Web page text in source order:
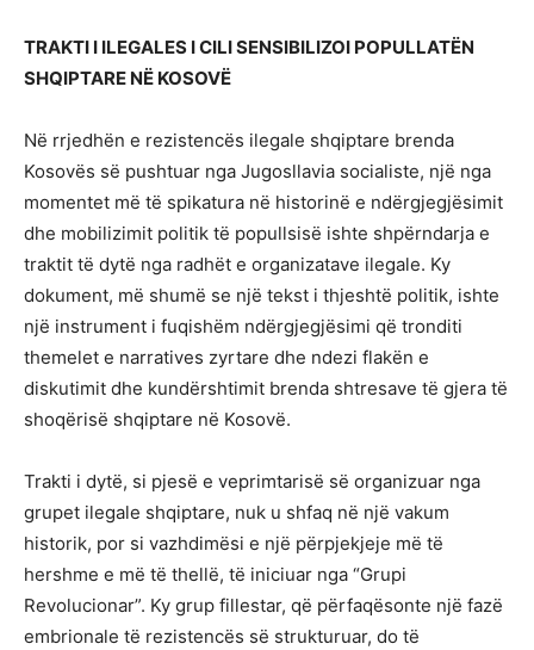
TRAKTI I ILEGALES I CILI SENSIBILIZOI POPULLATËN
SHQIPTARE NË KOSOVË
Në rrjedhën e rezistencës ilegale shqiptare brenda
Kosovës së pushtuar nga Jugosllavia socialiste, një nga
momentet më të spikatura në historinë e ndërgjegjësimit
dhe mobilizimit politik të popullsisë ishte shpërndarja e
traktit të dytë nga radhët e organizatave ilegale. Ky
dokument, më shumë se një tekst i thjeshtë politik, ishte
një instrument i fuqishëm ndërgjegjësimi që tronditi
themelet e narratives zyrtare dhe ndezi flakën e
diskutimit dhe kundërshtimit brenda shtresave të gjera të
shoqërisë shqiptare në Kosovë.
Trakti i dytë, si pjesë e veprimtarisë së organizuar nga
grupet ilegale shqiptare, nuk u shfaq në një vakum
historik, por si vazhdimësi e një përpjekjeje më të
hershme e më të thellë, të iniciuar nga “Grupi
Revolucionar”. Ky grup fillestar, që përfaqësonte një fazë
embrionale të rezistencës së strukturuar, do të